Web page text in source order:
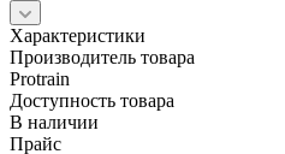
Характеристики
Производитель товара
Protrain
Доступность товара
В наличии
Прайс